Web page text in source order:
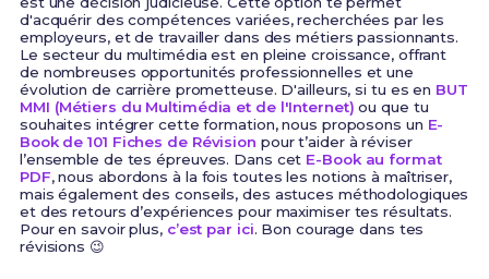
d'acquérir des compétences variées, recherchées par les
employeurs, et de travailler dans des métiers passionnants.
Le secteur du multimédia est en pleine croissance, offrant
de nombreuses opportunités professionnelles et une
évolution de carrière prometteuse. D'ailleurs, si tu es en BUT
MMI (Métiers du Multimédia et de l'Internet) ou que tu
souhaites intégrer cette formation, nous proposons un E-
Book de 101 Fiches de Révision pour t’aider à réviser
l’ensemble de tes épreuves. Dans cet E-Book au format
PDF, nous abordons à la fois toutes les notions à maîtriser,
mais également des conseils, des astuces méthodologiques
et des retours d’expériences pour maximiser tes résultats.
Pour en savoir plus, c’est par ici. Bon courage dans tes
révisions 😉